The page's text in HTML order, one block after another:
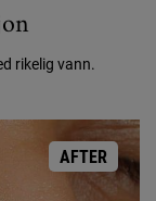
rikelig vann.
AFTER